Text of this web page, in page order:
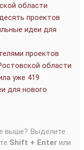
области
проектов
идеи для
проектов
области
уже 419
для нового
выше? Выделите
Shift + Enter или